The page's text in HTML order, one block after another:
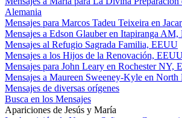
Alemania
Mensajes para Marcos Tadeu Teixeira en
Mensajes a Edson Glauber en Itapiranga AM,
Mensajes al Refugio Sagrada Familia, EEUU
Mensajes a los Hijos de la Renovación,
Mensajes para John Leary en Rochester NY,
Mensajes a Maureen Sweeney-Kyle en
Mensajes de diversas orígenes
Busca en los Mensajes
Apariciones de Jesús y María